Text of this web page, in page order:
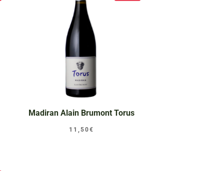
Madiran Alain Brumont Torus
11,50€